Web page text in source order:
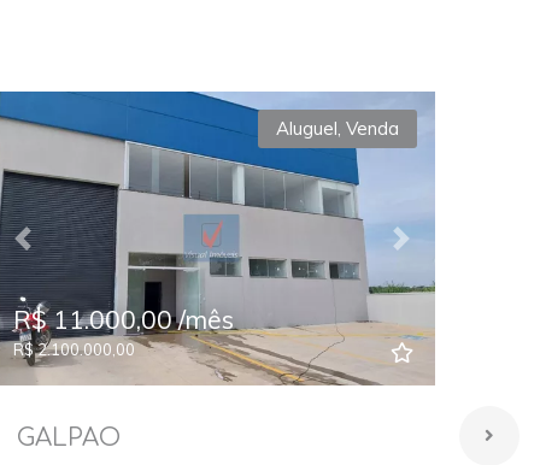
Previous Next
Aluguel Venda
R$ 11.000,00 /mês
R$ 2.100.000,00
GALPAO